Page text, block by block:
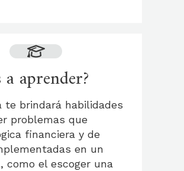
a aprender?
te brindará habilidades
problemas que
financiera y de
en un
como el escoger una